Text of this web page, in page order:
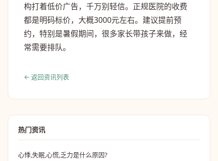
构打着低价广告，千万别轻信。正规医院的收费
都是明码标价，大概3000元左右。建议提前预
约，特别是暑假期间，很多家长带孩子来做，经
常需要排队。
← 返回资讯列表
热门资讯
心悸,失眠,心慌,乏力是什么原因?